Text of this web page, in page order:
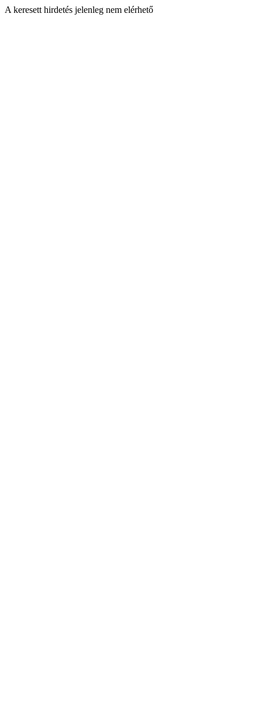
A keresett hirdetés jelenleg nem elérhető